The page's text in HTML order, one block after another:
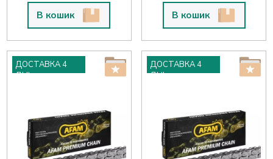
В кошик В кошик
ДОСТАВКА 4
ДНІ
ДОСТАВКА 4
ДНІ